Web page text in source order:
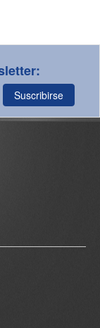
Suscribirse